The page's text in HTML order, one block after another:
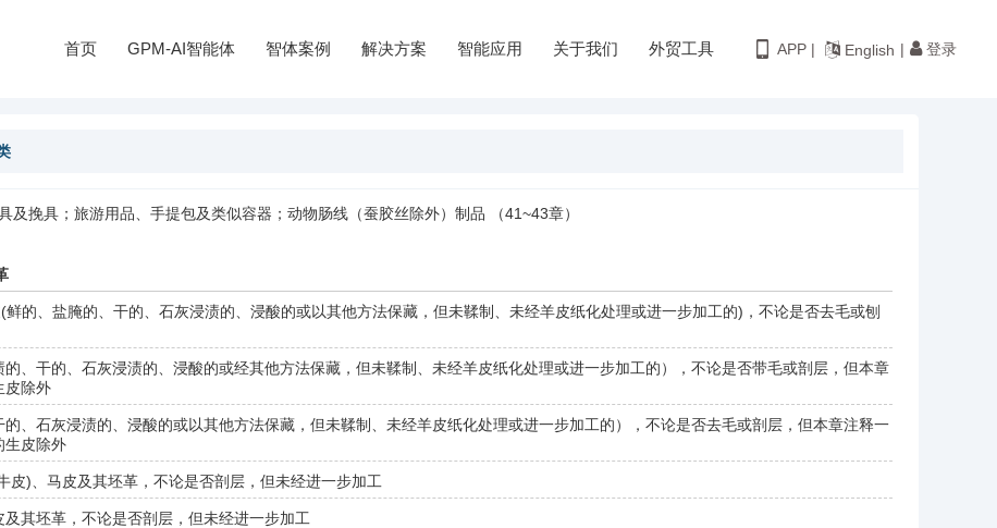
首页 GPM-AI智能体 智体案例 解决方案 智能应用 关于我们 外贸工具 APP | English | 登录
挽具；旅游用品、手提包及类似容器；动物肠线（蚕胶丝除外）制品 （41~43章）
的、盐腌的、干的、石灰浸渍的、浸酸的或以其他方法保藏，但未鞣制、未经羊皮纸化处理或进一步加工的)，不论是否去毛或刨
、干的、石灰浸渍的、浸酸的或经其他方法保藏，但未鞣制、未经羊皮纸化处理或进一步加工的），不论是否带毛或剖层，但本章
皮除外
、石灰浸渍的、浸酸的或以其他方法保藏，但未鞣制、未经羊皮纸化处理或进一步加工的），不论是否去毛或剖层，但本章注释一
生皮除外
皮)、马皮及其坯革，不论是否剖层，但未经进一步加工
其坯革，不论是否剖层，但未经进一步加工